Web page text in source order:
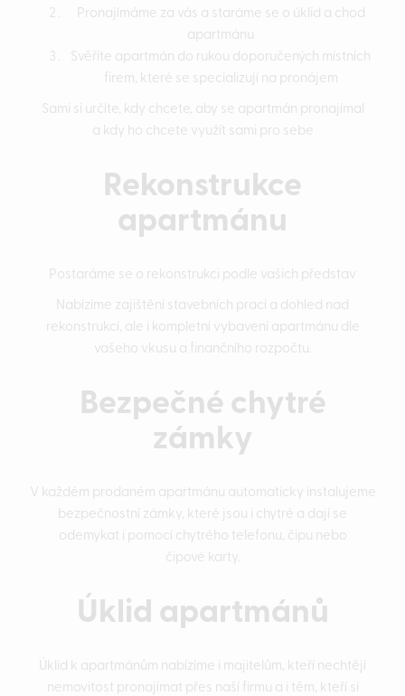
Pronajímáme za vás a staráme se o úklid a chod
apartmánu
Svěříte apartmán do rukou doporučených místních
firem, které se specializují na pronájem
Sami si určíte, kdy chcete, aby se apartmán pronajímal
a kdy ho chcete využít sami pro sebe
Rekonstrukce
apartmánu
Postaráme se o rekonstrukci podle vašich představ
Nabízíme zajištění stavebních prací a dohled nad
rekonstrukcí, ale i kompletní vybavení apartmánu dle
vašeho vkusu a finančního rozpočtu.
Bezpečné chytré
zámky
V každém prodaném apartmánu automaticky instalujeme
bezpečnostní zámky, které jsou i chytré a dají se
odemykat i pomocí chytrého telefonu, čipu nebo
čipové karty.
Úklid apartmánů
Úklid k apartmánům nabízíme i majitelům, kteří nechtějí
nemovitost pronajímat přes naší firmu a i těm, kteří si